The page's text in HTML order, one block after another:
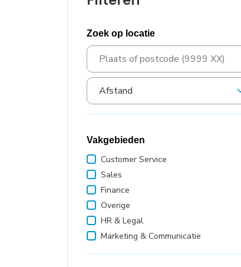
Zoek op locatie
Vakgebieden
Customer Service
Sales
Finance
Overige
HR & Legal
Marketing & Communicatie